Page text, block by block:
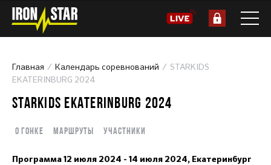
Главная Календарь соревнований
STARKIDS
EKATERINBURG 2024
STARKIDS EKATERINBURG 2024
О гонке Маршруты Участники
Программа 12 июля 2024 - 14 июля 2024, Екатеринбург